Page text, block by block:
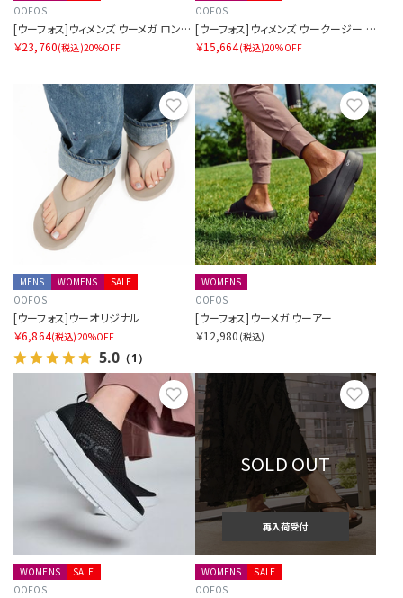
OOFOS
[ウーフォス]ウィメンズ ウーメガ ロンドナー
￥23,760(税込)20%OFF
OOFOS
[ウーフォス]ウィメンズ ウークージー サーモミュール
￥15,664(税込)20%OFF
お気に入り
SALE
MENS
WOMENS
OOFOS
[ウーフォス]ウーオリジナル
￥6,864(税込)20%OFF
5.0 （1）
お気
WOMENS
OOFOS
[ウーフォス]ウーメガ ウーアー
￥12,980 (税込)
お気に入り
SALE
WOMENS
OOFOS
お気
SOLD OUT
再入荷受付
SALE
WOMENS
OOFOS